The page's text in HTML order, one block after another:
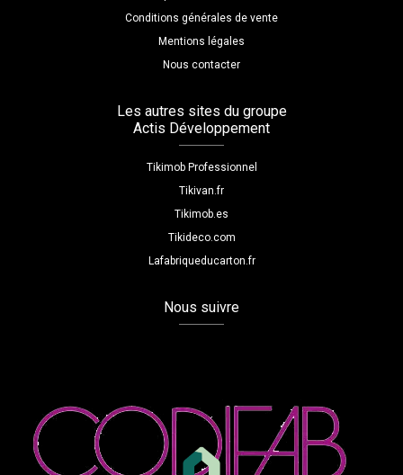
Conditions générales de vente
Mentions légales
Nous contacter
Les autres sites du groupe
Actis Développement
Tikimob Professionnel
Tikivan.fr
Tikimob.es
Tikideco.com
Lafabriqueducarton.fr
Nous suivre